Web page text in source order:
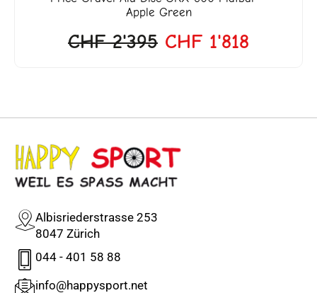
Apple Green
CHF2'395 CHF 1'818
Albisriederstrasse 253
8047 Zürich
044 - 401 58 88
info@happysport.net